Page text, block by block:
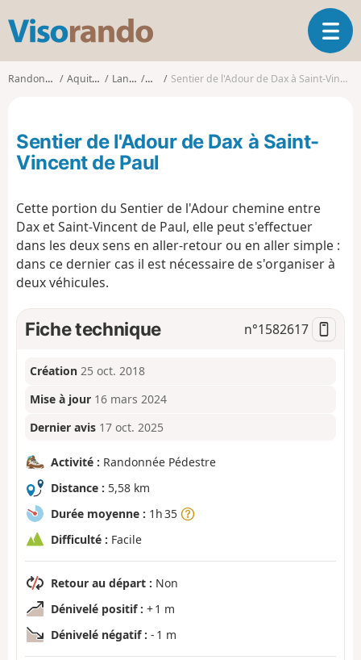
s
d
o
O
u
v
g
a
o
n
Randonnées Aquitaine Landes Dax Sentier de l'Adour de Dax à Saint-Vincent de Paul
Sentier de l'Adour de Dax à Saint-
Vincent de Paul
Cette portion du Sentier de l'Adour chemine entre
Dax et Saint-Vincent de Paul, elle peut s'effectuer
dans les deux sens en aller-retour ou en aller simple :
dans ce dernier cas il est nécessaire de s'organiser à
deux véhicules.
Fiche technique n°1582617
Création 25 oct. 2018
Mise à jour 16 mars 2024
Dernier avis 17 oct. 2025
Activité : Randonnée Pédestre
Distance : 5,58 km
Durée moyenne : 1h 35
Difficulté : Facile
Retour au départ : Non
Dénivelé positif : + 1 m
Dénivelé négatif : - 1 m